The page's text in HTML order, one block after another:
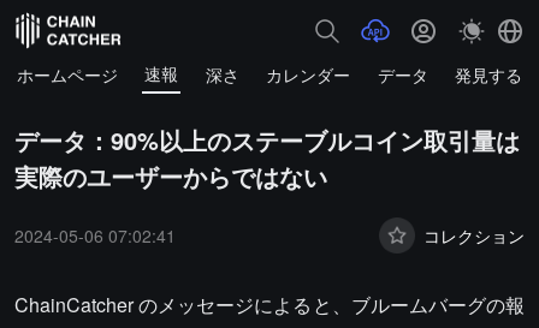
ホームページ 速報 深さ カレンダー データ 発見する
データ：90%以上のステーブルコイン取引量は
実際のユーザーからではない
2024-05-06 07:02:41 コレクション
ChainCatcher のメッセージによると、ブルームバーグの報